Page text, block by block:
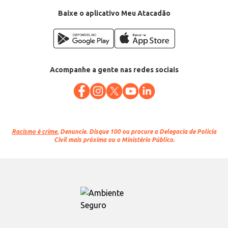
Baixe o aplicativo Meu Atacadão
Acompanhe a gente nas redes sociais
Racismo é crime. Denuncie. Disque 100 ou procure a Delegacia de Polícia
Civil mais próxima ou o Ministério Público.